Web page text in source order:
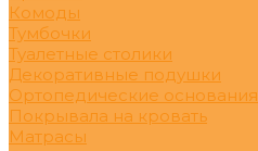
Комоды
Тумбочки
Туалетные столики
Декоративные подушки
Ортопедические основания
Покрывала на кровать
Матрасы